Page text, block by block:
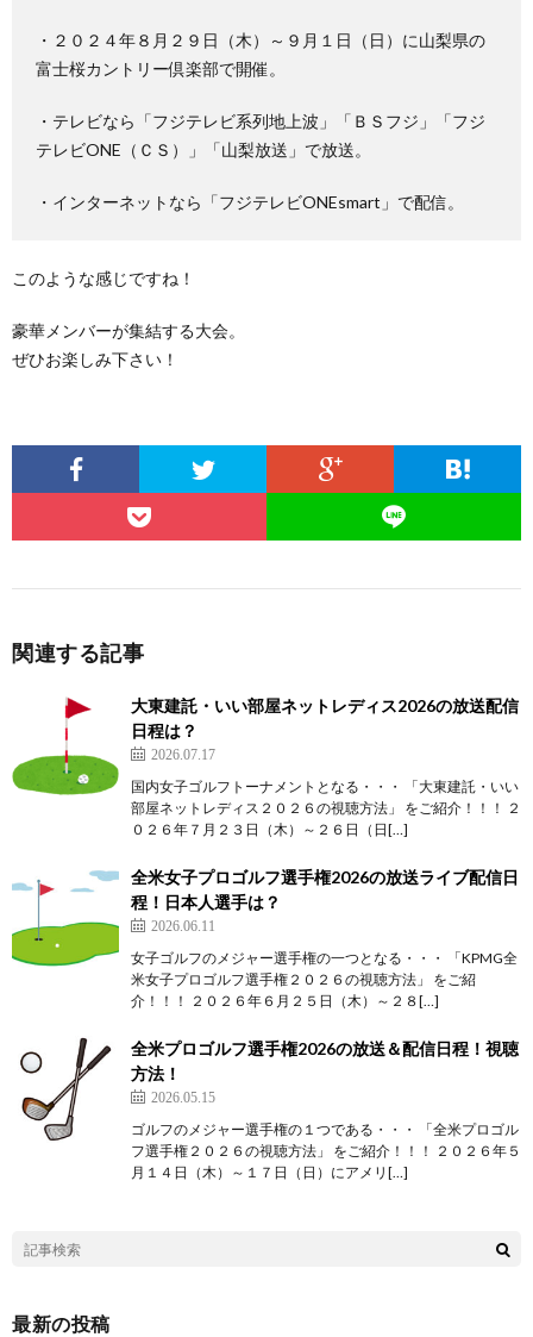
・２０２４年８月２９日（木）～９月１日（日）に山梨県の
富士桜カントリー倶楽部で開催。
・テレビなら「フジテレビ系列地上波」「ＢＳフジ」「フジ
テレビONE（ＣＳ）」「山梨放送」で放送。
・インターネットなら「フジテレビONEsmart」で配信。
このような感じですね！
豪華メンバーが集結する大会。
ぜひお楽しみ下さい！
関連する記事
大東建託・いい部屋ネットレディス2026の放送配信
日程は？
2026.07.17
国内女子ゴルフトーナメントとなる・・・ 「大東建託・いい
部屋ネットレディス２０２６の視聴方法」 をご紹介！！！ ２
０２６年７月２３日（木）～２６日（日[…]
全米女子プロゴルフ選手権2026の放送ライブ配信日
程！日本人選手は？
2026.06.11
女子ゴルフのメジャー選手権の一つとなる・・・ 「KPMG全
米女子プロゴルフ選手権２０２６の視聴方法」 をご紹
介！！！ ２０２６年６月２５日（木）～２８[…]
全米プロゴルフ選手権2026の放送＆配信日程！視聴
方法！
2026.05.15
ゴルフのメジャー選手権の１つである・・・ 「全米プロゴル
フ選手権２０２６の視聴方法」 をご紹介！！！ ２０２６年５
月１４日（木）～１７日（日）にアメリ[…]
最新の投稿